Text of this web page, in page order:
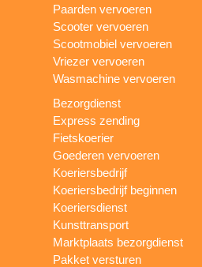
Paarden vervoeren
Scooter vervoeren
Scootmobiel vervoeren
Vriezer vervoeren
Wasmachine vervoeren
Bezorgdienst
Express zending
Fietskoerier
Goederen vervoeren
Koeriersbedrijf
Koeriersbedrijf beginnen
Koeriersdienst
Kunsttransport
Marktplaats bezorgdienst
Pakket versturen